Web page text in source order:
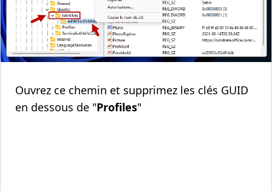
Ouvrez ce chemin et supprimez les clés GUID
en dessous de "Profiles"